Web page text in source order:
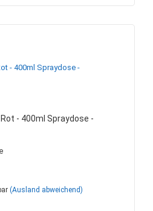
Rot - 400ml Spraydose -
(Ausland abweichend)